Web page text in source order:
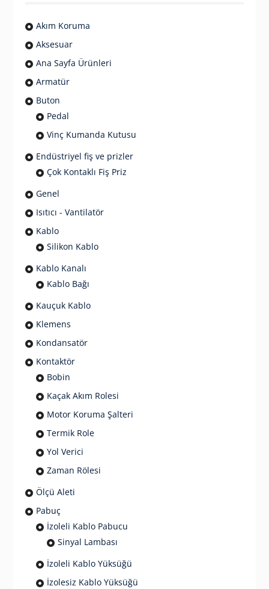
Akım Koruma
Aksesuar
Ana Sayfa Ürünleri
Armatür
Buton
Pedal
Vinç Kumanda Kutusu
Endüstriyel fiş ve prizler
Çok Kontaklı Fiş Priz
Genel
Isıtıcı - Vantilatör
Kablo
Silikon Kablo
Kablo Kanalı
Kablo Bağı
Kauçuk Kablo
Klemens
Kondansatör
Kontaktör
Bobin
Kaçak Akım Rolesi
Motor Koruma Şalteri
Termik Role
Yol Verici
Zaman Rölesi
Ölçü Aleti
Pabuç
İzoleli Kablo Pabucu
Sinyal Lambası
İzoleli Kablo Yüksüğü
İzolesiz Kablo Yüksüğü